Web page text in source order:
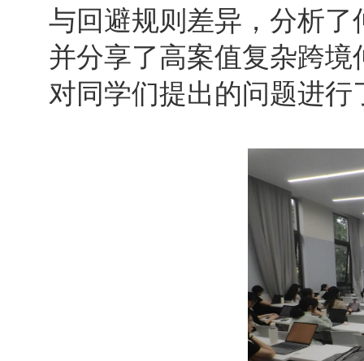
与回避规则差异，分析
并分享了高案值复杂跨
对同学们提出的问题进行